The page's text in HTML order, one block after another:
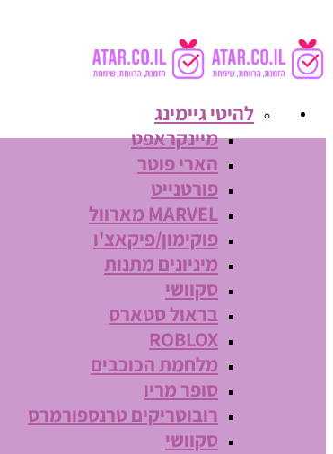
להיטי גיימינג
מיינקראפט
הארי פוטר
פורטנייט
MARVEL מארוול
פוקימון/פיקאצ'ו
מיניונים מתנות
סקוושי
בראול סטארס
ROBLOX
מלחמת הכוכבים
סופר מריו
רובוטריקים טרנספורמרס
סקוושי